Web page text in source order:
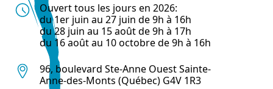
Ouvert tous les jours en 2026:
du 1er juin au 27 juin de 9h à 16h
du 28 juin au 15 août de 9h à 17h
du 16 août au 10 octobre de 9h à 16h
96, boulevard Ste-Anne Ouest Sainte-
Anne-des-Monts (Québec) G4V 1R3